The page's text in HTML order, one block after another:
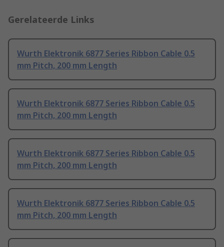
Gerelateerde Links
Wurth Elektronik 6877 Series Ribbon Cable 0.5
mm Pitch, 200 mm Length
Wurth Elektronik 6877 Series Ribbon Cable 0.5
mm Pitch, 200 mm Length
Wurth Elektronik 6877 Series Ribbon Cable 0.5
mm Pitch, 200 mm Length
Wurth Elektronik 6877 Series Ribbon Cable 0.5
mm Pitch, 200 mm Length